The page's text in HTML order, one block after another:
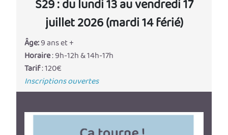
S29 : du lundi 13 au vendredi 17
juillet 2026 (mardi 14 férié)
Âge:9 ans et +
Horaire: 9h-12h & 14h-17h
Tarif: 120€
Inscriptions ouvertes